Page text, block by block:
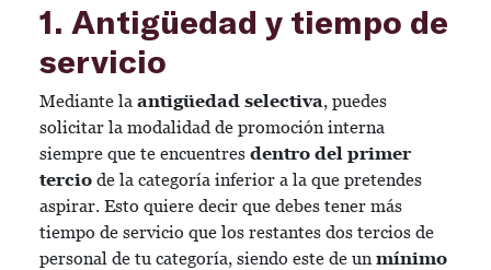
1. Antigüedad y tiempo de
servicio
Mediante la antigüedad selectiva, puedes
solicitar la modalidad de promoción interna
siempre que te encuentres dentro del primer
tercio de la categoría inferior a la que pretendes
aspirar. Esto quiere decir que debes tener más
tiempo de servicio que los restantes dos tercios de
personal de tu categoría, siendo este de un mínimo